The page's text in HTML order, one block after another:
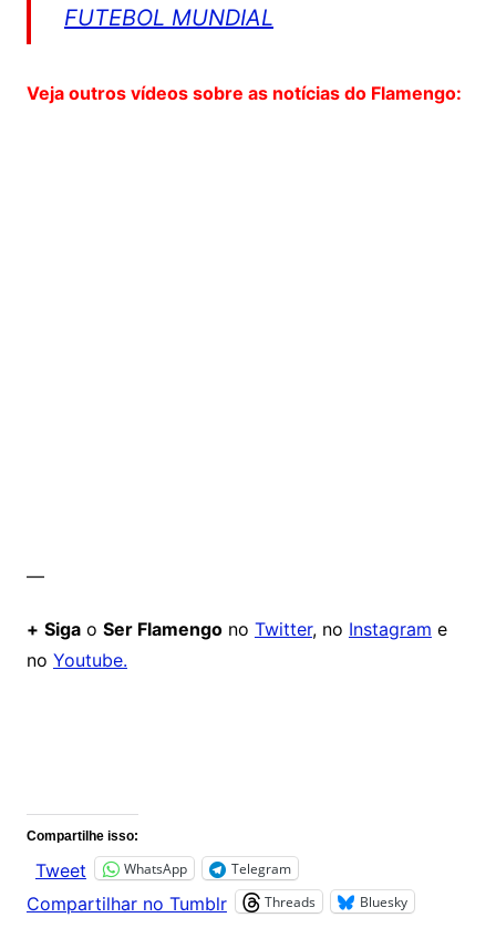
FUTEBOL MUNDIAL
Veja outros vídeos sobre as notícias do Flamengo:
—
+ Sigao Ser Flamengono Twitter, no Instagram e
no Youtube.
Compartilhe isso:
Tweet WhatsApp Telegram
Compartilhar no Tumblr Threads Bluesky